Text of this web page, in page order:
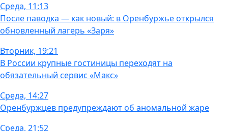
Среда, 11:13
После паводка — как новый: в Оренбуржье открылся
обновленный лагерь «Заря»
Вторник, 19:21
В России крупные гостиницы переходят на
обязательный сервис «Макс»
Среда, 14:27
Оренбуржцев предупреждают об аномальной жаре
Среда, 21:52